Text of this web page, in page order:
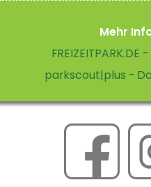
Mehr
parkscout|plus -